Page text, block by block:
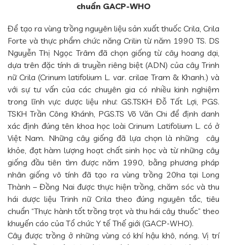
chuẩn GACP-WHO
Để tạo ra vùng trồng nguyên liệu sản xuất thuốc Crila, Crila
Forte và thực phẩm chức năng Crilin từ năm 1990 TS. DS
Nguyễn Thị Ngọc Trâm đã chọn giống từ cây hoang dại,
dựa trên đặc tính di truyền riêng biệt (ADN) của cây Trinh
nữ Crila (Crinum latifolium L. var. crilae Tram & Khanh.) và
với sự tư vấn của các chuyên gia có nhiều kinh nghiệm
trong lĩnh vực dược liệu như: GS.TSKH Đỗ Tất Lợi, PGS.
TSKH Trần Công Khánh, PGS.TS Võ Văn Chi để định danh
xác định đúng tên khoa học loài Crinum Latifolium L. có ở
Việt Nam. Những cây giống đã lựa chọn là những cây
khỏe, đạt hàm lượng hoạt chất sinh học và từ những cây
giống đầu tiên tìm được năm 1990, bằng phương pháp
nhân giống vô tính đã tạo ra vùng trồng 20ha tại Long
Thành – Đồng Nai được thực hiện trồng, chăm sóc và thu
hái dược liệu Trinh nữ Crila theo đúng nguyên tắc, tiêu
chuẩn “Thực hành tốt trồng trọt và thu hái cây thuốc” theo
khuyến cáo của Tổ chức Y tế Thế giới (GACP-WHO).
Cây được trồng ở những vùng có khí hậu khô, nóng. Vị trí